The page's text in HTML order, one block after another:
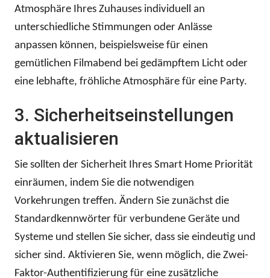
Atmosphäre Ihres Zuhauses individuell an
unterschiedliche Stimmungen oder Anlässe
anpassen können, beispielsweise für einen
gemütlichen Filmabend bei gedämpftem Licht oder
eine lebhafte, fröhliche Atmosphäre für eine Party.
3. Sicherheitseinstellungen
aktualisieren
Sie sollten der Sicherheit Ihres Smart Home Priorität
einräumen, indem Sie die notwendigen
Vorkehrungen treffen. Ändern Sie zunächst die
Standardkennwörter für verbundene Geräte und
Systeme und stellen Sie sicher, dass sie eindeutig und
sicher sind. Aktivieren Sie, wenn möglich, die Zwei-
Faktor-Authentifizierung für eine zusätzliche